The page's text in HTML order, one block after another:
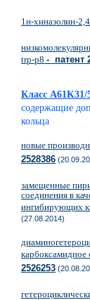
1н-хиназолин-
trp-p8 - патент
Класс A61K31/
содержащие
кольца
новые
2528386
замещенные
соединения в
ингибирующих
(27.08.2014)
карбоксамидное
2526253